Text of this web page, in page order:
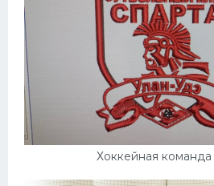
Хоккейная